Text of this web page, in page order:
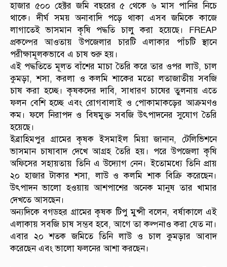
হাজার ৫০০ হেক্টর জমি বছরের ৫ থেকে ৬ মাস পানির নিচে
থাকে। দীর্ঘ সময় অনাবাদি পড়ে থাকা এসব জমিকে কাজে
লাগাতেই ভাসমান কৃষি পদ্ধতি চালু করা হয়েছে। FREAP
প্রকল্পের আওতায় উপজেলার চারটি এলাকার পাঁচটি স্থানে
পরীক্ষামূলকভাবে এ চাষ শুরু হয়।
এই পদ্ধতিতে মূলত বাঁশের মাচা তৈরি করে তার ওপর লাউ, চাল
কুমড়া, শসা, করলা ও কলমি শাকের মতো লতাজাতীয় সবজি
চাষ করা হচ্ছে। কৃষকদের দাবি, সাধারণ চাষের তুলনায় এতে
ফলন বেশি হচ্ছে এবং রোগবালাই ও পোকামাকড়ের আক্রমণও
কম। ফলে নিরাপদ ও বিষমুক্ত সবজি উৎপাদনের সুযোগ তৈরি
হয়েছে।
ইব্রাহিমপুর গ্রামের কৃষক ইসমাইল মিয়া জানান, টেলিভিশনে
ভাসমান চাষাবাদ দেখে আগ্রহ তৈরি হয়। পরে উপজেলা কৃষি
অফিসের সহায়তায় তিনি এ উদ্যোগ নেন। ইতোমধ্যে তিনি প্রায়
২০ হাজার টাকার শসা, লাউ ও কলমি শাক বিক্রি করেছেন।
উৎপাদন ভালো হওয়ায় আশপাশের অনেক মানুষ তার খামার
দেখতে আসছেন।
অন্যদিকে বগডহর গ্রামের কৃষক টিপু মুন্সী বলেন, বর্ষাকালে এই
এলাকায় সবজি চাষ সম্ভব হবে, আগে তা কল্পনাও করা যেত না।
এবার ২০ শতক জমিতে তিনি লাউ ও চাল কুমড়ার আবাদ
করেছেন এবং ভালো ফলনের আশা করছেন।